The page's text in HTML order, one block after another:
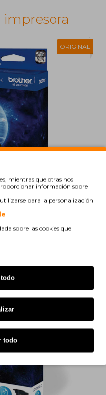
ORIGINAL
LC-1280XL-BK
ORIGINAL
mientras que otras nos
información sobre
para la personalización
sobre las cookies que
todo